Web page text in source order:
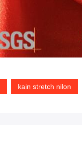
kain stretch nilon